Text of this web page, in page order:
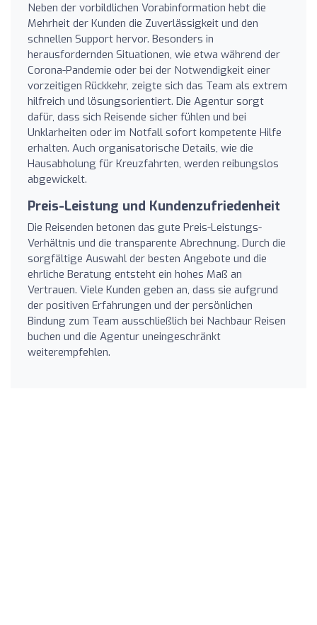
Neben der vorbildlichen Vorabinformation hebt die
Mehrheit der Kunden die Zuverlässigkeit und den
schnellen Support hervor. Besonders in
herausfordernden Situationen, wie etwa während der
Corona-Pandemie oder bei der Notwendigkeit einer
vorzeitigen Rückkehr, zeigte sich das Team als extrem
hilfreich und lösungsorientiert. Die Agentur sorgt
dafür, dass sich Reisende sicher fühlen und bei
Unklarheiten oder im Notfall sofort kompetente Hilfe
erhalten. Auch organisatorische Details, wie die
Hausabholung für Kreuzfahrten, werden reibungslos
abgewickelt.
Preis-Leistung und Kundenzufriedenheit
Die Reisenden betonen das gute Preis-Leistungs-
Verhältnis und die transparente Abrechnung. Durch die
sorgfältige Auswahl der besten Angebote und die
ehrliche Beratung entsteht ein hohes Maß an
Vertrauen. Viele Kunden geben an, dass sie aufgrund
der positiven Erfahrungen und der persönlichen
Bindung zum Team ausschließlich bei Nachbaur Reisen
buchen und die Agentur uneingeschränkt
weiterempfehlen.